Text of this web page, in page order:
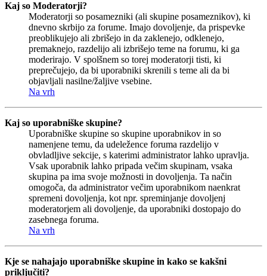
Kaj so Moderatorji?
Moderatorji so posamezniki (ali skupine posameznikov), ki
dnevno skrbijo za forume. Imajo dovoljenje, da prispevke
preoblikujejo ali zbrišejo in da zaklenejo, odklenejo,
premaknejo, razdelijo ali izbrišejo teme na forumu, ki ga
moderirajo. V spolšnem so torej moderatorji tisti, ki
preprečujejo, da bi uporabniki skrenili s teme ali da bi
objavljali nasilne/žaljive vsebine.
Na vrh
Kaj so uporabniške skupine?
Uporabniške skupine so skupine uporabnikov in so
namenjene temu, da udeležence foruma razdelijo v
obvladljive sekcije, s katerimi administrator lahko upravlja.
Vsak uporabnik lahko pripada večim skupinam, vsaka
skupina pa ima svoje možnosti in dovoljenja. Ta način
omogoča, da administrator večim uporabnikom naenkrat
spremeni dovoljenja, kot npr. spreminjanje dovoljenj
moderatorjem ali dovoljenje, da uporabniki dostopajo do
zasebnega foruma.
Na vrh
Kje se nahajajo uporabniške skupine in kako se kakšni
priključiti?